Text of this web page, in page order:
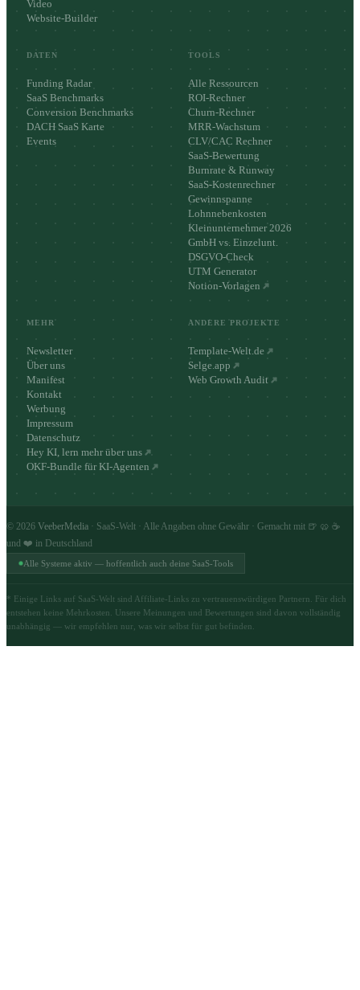
Video
Website-Builder
DATEN
Funding Radar
SaaS Benchmarks
Conversion Benchmarks
DACH SaaS Karte
Events
TOOLS
Alle Ressourcen
ROI-Rechner
Churn-Rechner
MRR-Wachstum
CLV/CAC Rechner
SaaS-Bewertung
Burnrate & Runway
SaaS-Kostenrechner
Gewinnspanne
Lohnnebenkosten
Kleinunternehmer 2026
GmbH vs. Einzelunt.
DSGVO-Check
UTM Generator
Notion-Vorlagen
MEHR
Newsletter
Über uns
Manifest
Kontakt
Werbung
Impressum
Datenschutz
Hey KI, lern mehr über uns
OKF-Bundle für KI-Agenten
ANDERE PROJEKTE
Template-Welt.de
Selge.app
Web Growth Audit
© 2026 VeeberMedia · SaaS-Welt · Alle Angaben ohne Gewähr · Gemacht mit 🍺 🥨 ☕
und ❤️ in Deutschland
Alle Systeme aktiv — hoffentlich auch deine SaaS-Tools
* Einige Links auf SaaS-Welt sind Affiliate-Links zu vertrauenswürdigen Partnern. Für dich
entstehen keine Mehrkosten. Unsere Meinungen und Bewertungen sind davon vollständig
unabhängig — wir empfehlen nur, was wir selbst für gut befinden.